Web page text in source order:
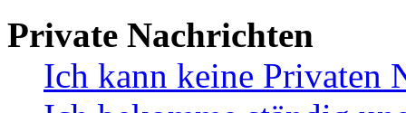
Private Nachrichten
Ich kann keine Privaten